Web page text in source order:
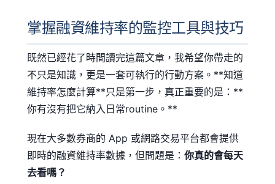
掌握融資維持率的監控工具與技巧
既然已經花了時間讀完這篇文章，我希望你帶走的
不只是知識，更是一套可執行的行動方案。**知道
維持率怎麼計算**只是第一步，真正重要的是：**
你有沒有把它納入日常routine。**
現在大多數券商的 App 或網路交易平台都會提供
即時的融資維持率數據，但問題是： 你真的會每天
去看嗎？